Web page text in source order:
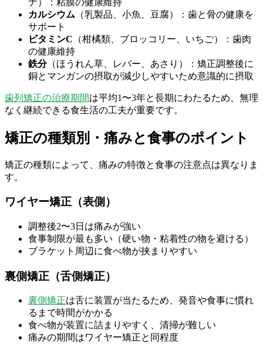
カルシウム （乳製品、小魚、豆腐）：歯と骨の健康を
サポート
ビタミンC （柑橘類、ブロッコリー、いちご）：歯肉
の健康維持
鉄分（ほうれん草、レバー、あさり）：矯正調整後に
銅とマンガンの摂取が減少しやすいため意識的に摂取
歯列矯正の治療期間は平均1〜3年と長期にわたるため、無理
なく継続できる食生活の工夫が重要です。
矯正の種類別・痛みと食事のポイント
矯正の種類によって、痛みの特徴と食事の注意点は異なりま
す。
ワイヤー矯正（表側）
調整後2〜3日は痛みが強い
食事制限が最も多い（硬い物・粘着性の物を避ける）
ブラケット周辺に食べ物が挟まりやすい
裏側矯正（舌側矯正）
裏側矯正は舌に装置が当たるため、発音や食事に慣れ
るまで時間がかかる
食べ物が装置に詰まりやすく、清掃が難しい
痛みの期間はワイヤー矯正と同程度